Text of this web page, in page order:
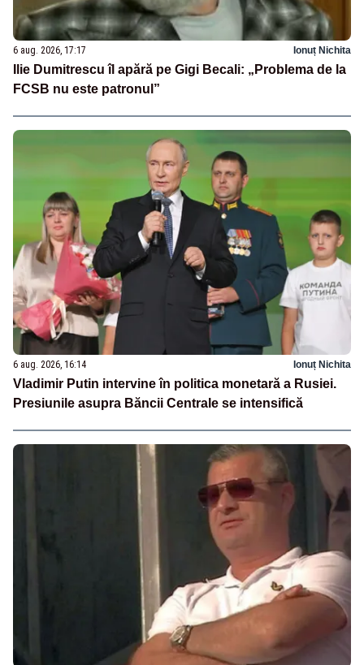
6 aug. 2026, 17:17 Ionuț Nichita
Ilie Dumitrescu îl apără pe Gigi Becali: „Problema de la
FCSB nu este patronul”
6 aug. 2026, 16:14 Ionuț Nichita
Vladimir Putin intervine în politica monetară a Rusiei.
Presiunile asupra Băncii Centrale se intensifică